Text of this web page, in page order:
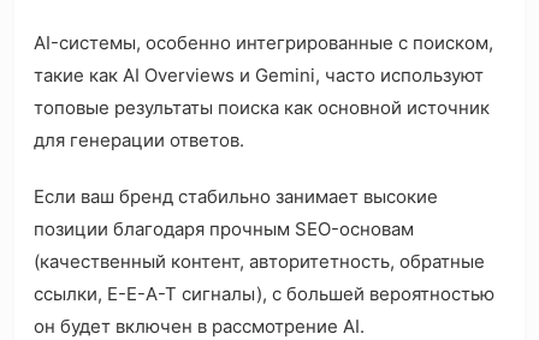
AI-системы, особенно интегрированные с поиском,
такие как AI Overviews и Gemini, часто используют
топовые результаты поиска как основной источник
для генерации ответов.
Если ваш бренд стабильно занимает высокие
позиции благодаря прочным SEO-основам
(качественный контент, авторитетность, обратные
ссылки, E-E-A-T сигналы), с большей вероятностью
он будет включен в рассмотрение AI.